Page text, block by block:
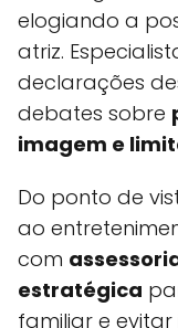
elogiando a
atriz.
declarações
debates sobre
imagem e
Do ponto de
ao
com
estratégica
familiar e